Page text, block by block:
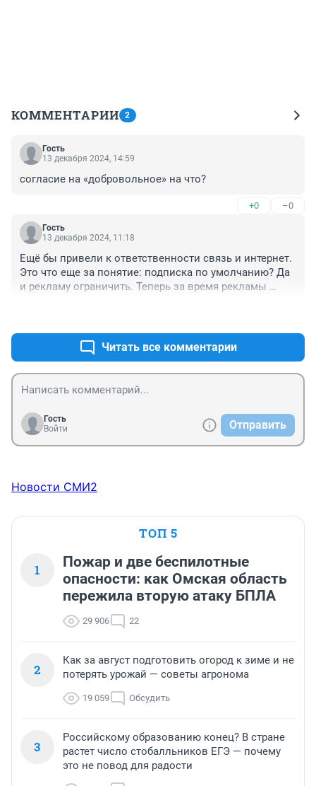
КОММЕНТАРИИ 2
Гость
13 декабря 2024, 14:59
согласие на «добровольное» на что?
+0 –0
Гость
13 декабря 2024, 11:18
Ещё бы привели к ответственности связь и интернет.
Это что еще за понятие: подписка по умолчанию? Да
и рекламу ограничить. Теперь за время рекламы
Читать все комментарии
Гость
Войти
Отправить
Новости СМИ2
ТОП 5
1
Пожар и две беспилотные
опасности: как Омская область
пережила вторую атаку БПЛА
29 906 22
2
Как за август подготовить огород к зиме и не
потерять урожай — советы агронома
19 059 Обсудить
3
Российскому образованию конец? В стране
растет число стобалльников ЕГЭ — почему
это не повод для радости